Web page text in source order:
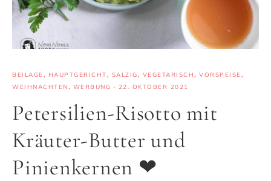
BEILAGE, HAUPTGERICHT, SALZIG, VEGETARISCH, VORSPEISE,
WEIHNACHTEN, WERBUNG · 22. OKTOBER 2021
Petersilien-Risotto mit
Kräuter-Butter und
Pinienkernen ❤